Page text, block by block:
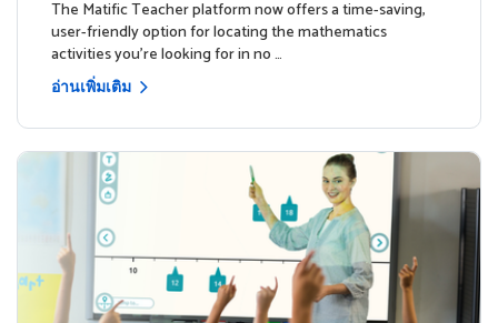
The Matific Teacher platform now offers a time-saving,
user-friendly option for locating the mathematics
activities you're looking for in no …
อ่านเพิ่มเติม